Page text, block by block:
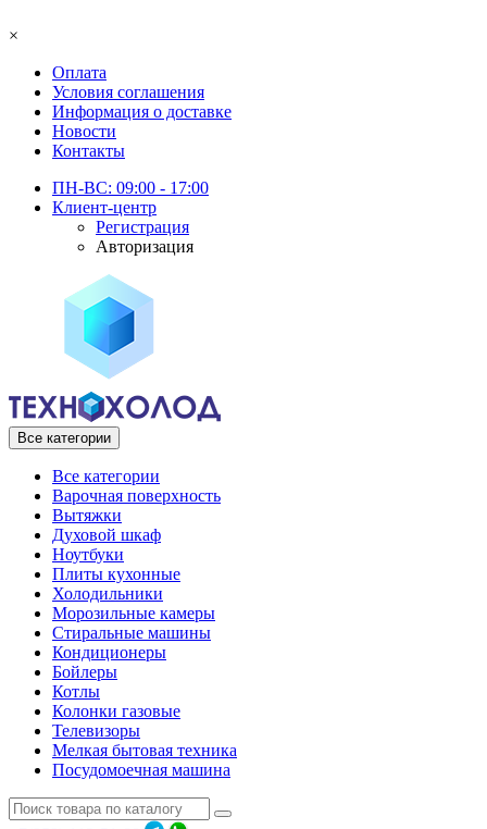
×
Оплата
Условия соглашения
Информация о доставке
Новости
Контакты
ПН-ВС: 09:00 - 17:00
Клиент-центр
Регистрация
Авторизация
Все категории
Все категории
Варочная поверхность
Вытяжки
Духовой шкаф
Ноутбуки
Плиты кухонные
Холодильники
Морозильные камеры
Стиральные машины
Кондиционеры
Бойлеры
Котлы
Колонки газовые
Телевизоры
Мелкая бытовая техника
Посудомоечная машина